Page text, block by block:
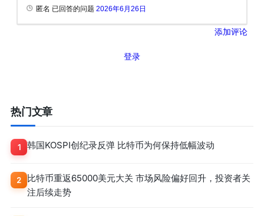
匿名 已回答的问题 2026年6月26日
添加评论
登录
热门文章
1 韩国KOSPI创纪录反弹 比特币为何保持低幅波动
2
比特币重返65000美元大关 市场风险偏好回升，投资者关
注后续走势